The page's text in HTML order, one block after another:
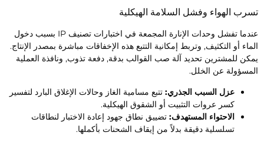
الهواء وفشل السلامة الهيكلية
عندما تفشل وحدات الإنارة المجمعة في اختبارات تصنيف IP بسبب دخول
أو التكثيف, وتربط إمكانية التتبع هذه الإخفاقات مباشرة بمصدر الإنتاج.
للمشترين تحديد آلة صب القوالب بدقة, دفعة تذوب, ونافذة العملية
عن الخلل.
عزل السبب الجذري: تتبع مسامية الغاز وحالات الإغلاق البارد لتفسير
كسر عروات التثبيت أو الشقوق الهيكلية.
الاحتواء المستهدف:تضييق نطاق جهود إعادة الاختبار لنطاقات
تسلسلية دقيقة بدلاً من إيقاف الشحنات بأكملها.